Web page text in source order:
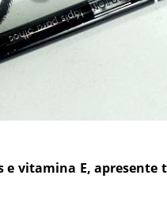
e vitamina E,